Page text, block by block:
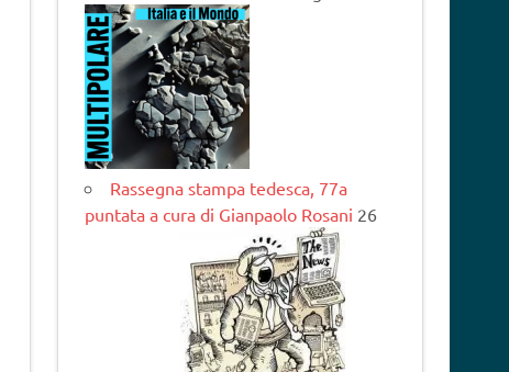
Rassegna stampa tedesca, 77a
puntata a cura di Gianpaolo Rosani 26